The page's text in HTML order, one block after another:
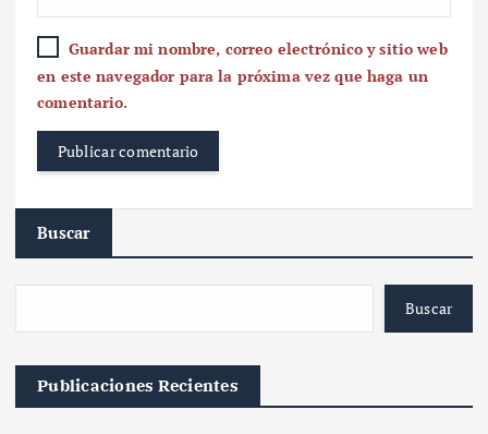
Guardar mi nombre, correo electrónico y sitio web
en este navegador para la próxima vez que haga un
comentario.
Buscar
Buscar
Publicaciones Recientes